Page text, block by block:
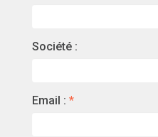
Société :
Email : *